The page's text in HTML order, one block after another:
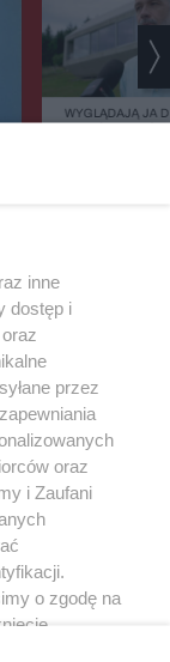
WYGLĄDAJĄ JA
i
sposób (w
polu
w
użycie lub
prawa, tzn.
i może być ścigane
inne
dostęp i
przez
oraz
i Zaufani
o zgodę na